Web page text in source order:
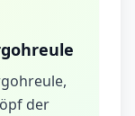
der